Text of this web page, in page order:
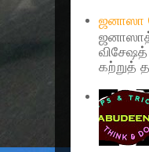
ஜனாஸா
கற்றுத்